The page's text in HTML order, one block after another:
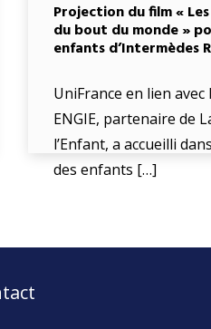
Projection du film «
du bout du monde »
enfants d’Intermèdes
UniFrance en lien
ENGIE, partenaire de
l’Enfant, a accueilli
des enfants […]